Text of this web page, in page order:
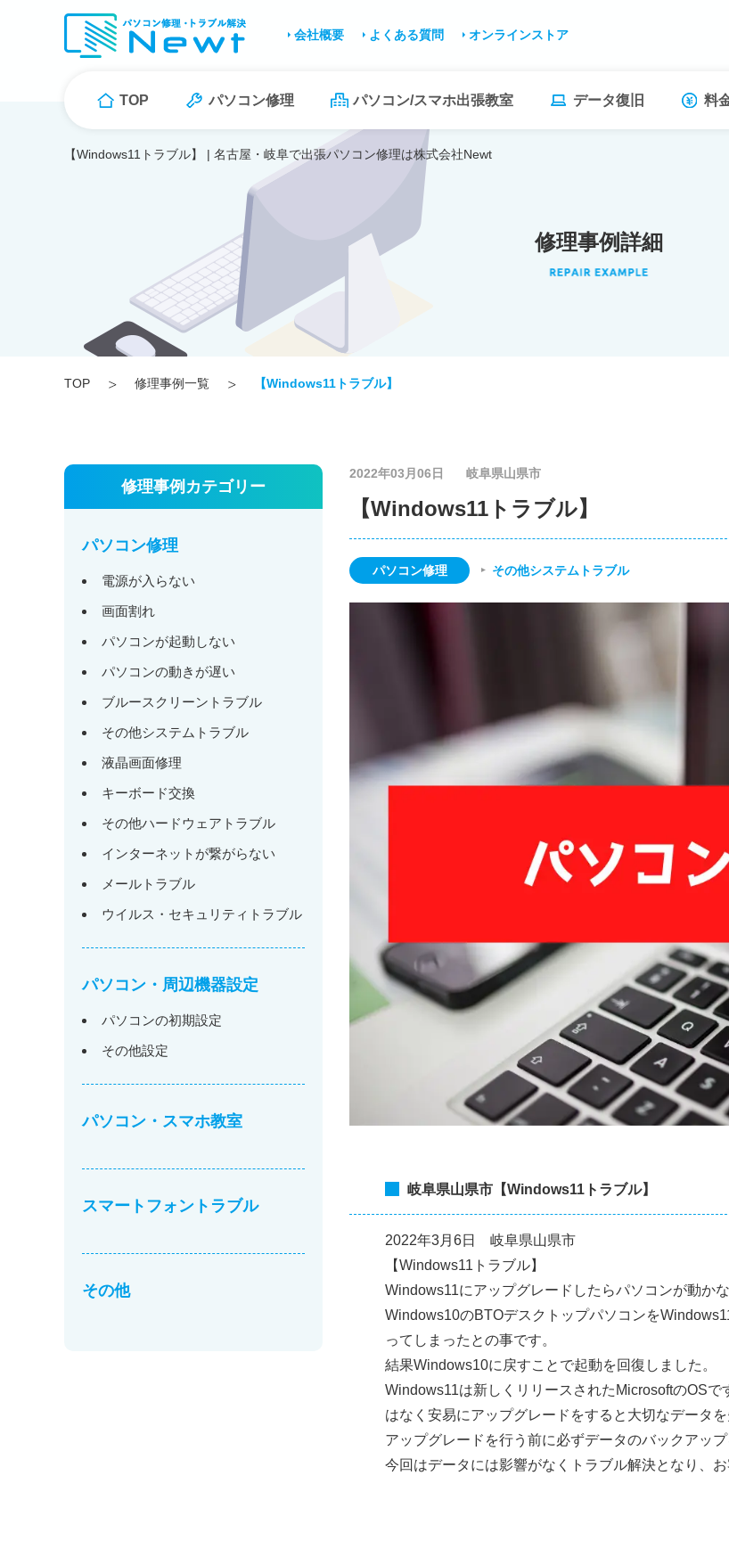
TOP パソコン修理 パソコン/スマホ出張教室 データ復旧 料
会社概要 よくある質問 オンラインストア
【Windows11トラブル】 | 名古屋・岐阜で出張パソコン修理は株式会社Newt
修理事例詳細
TOP 修理事例一覧 【Windows11トラブル】
修理事例カテゴリー
パソコン修理
電源が入らない
画面割れ
パソコンが起動しない
パソコンの動きが遅い
ブルースクリーントラブル
その他システムトラブル
液晶画面修理
キーボード交換
その他ハードウェアトラブル
インターネットが繋がらない
メールトラブル
ウイルス・セキュリティトラブル
パソコン・周辺機器設定
パソコンの初期設定
その他設定
パソコン・スマホ教室
スマートフォントラブル
その他
【Windows11トラブル】
2022年03月06日 岐阜県山県市
パソコン修理 その他システムトラブル
岐阜県山県市【Windows11トラブル】
2022年3月6日 岐阜県山県市
【Windows11トラブル】
Windows11にアップグレードしたらパソコンが動か
Windows10のBTOデスクトップパソコンを
ってしまったとの事です。
結果Windows10に戻すことで起動を回復しました。
Windows11は新しくリリースされたMicrosoftのOS
はなく安易にアップグレードをすると大切なデータ
アップグレードを行う前に必ずデータのバックアッ
今回はデータには影響がなくトラブル解決となり、